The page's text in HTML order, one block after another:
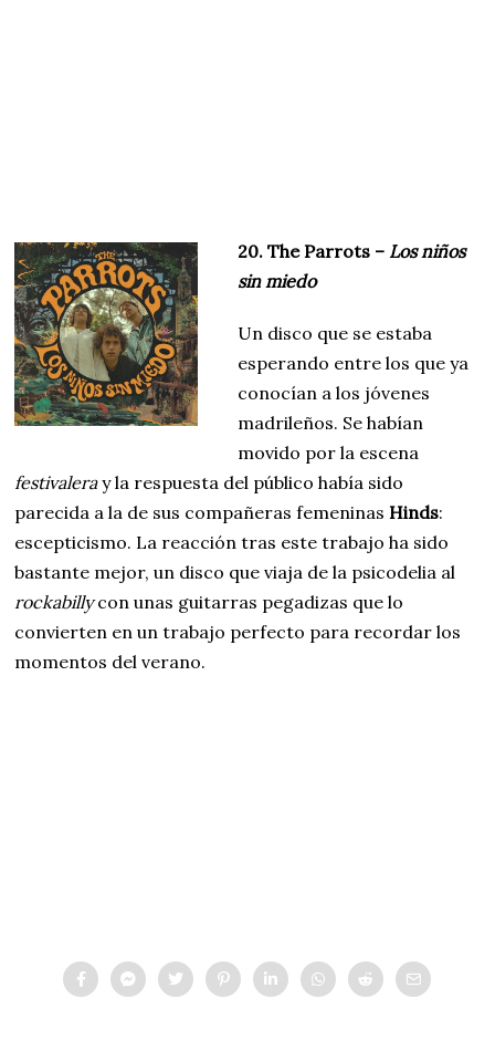
20. The Parrots – Los niños
sin miedo
Un disco que se estaba
esperando entre los que ya
conocían a los jóvenes
madrileños. Se habían
movido por la escena
festivaleray la respuesta del público había sido
parecida a la de sus compañeras femeninasHinds:
escepticismo. La reacción tras este trabajo ha sido
bastante mejor, un disco que viaja de la psicodelia al
rockabillycon unas guitarras pegadizas que lo
convierten en un trabajo perfecto para recordar los
momentos del verano.